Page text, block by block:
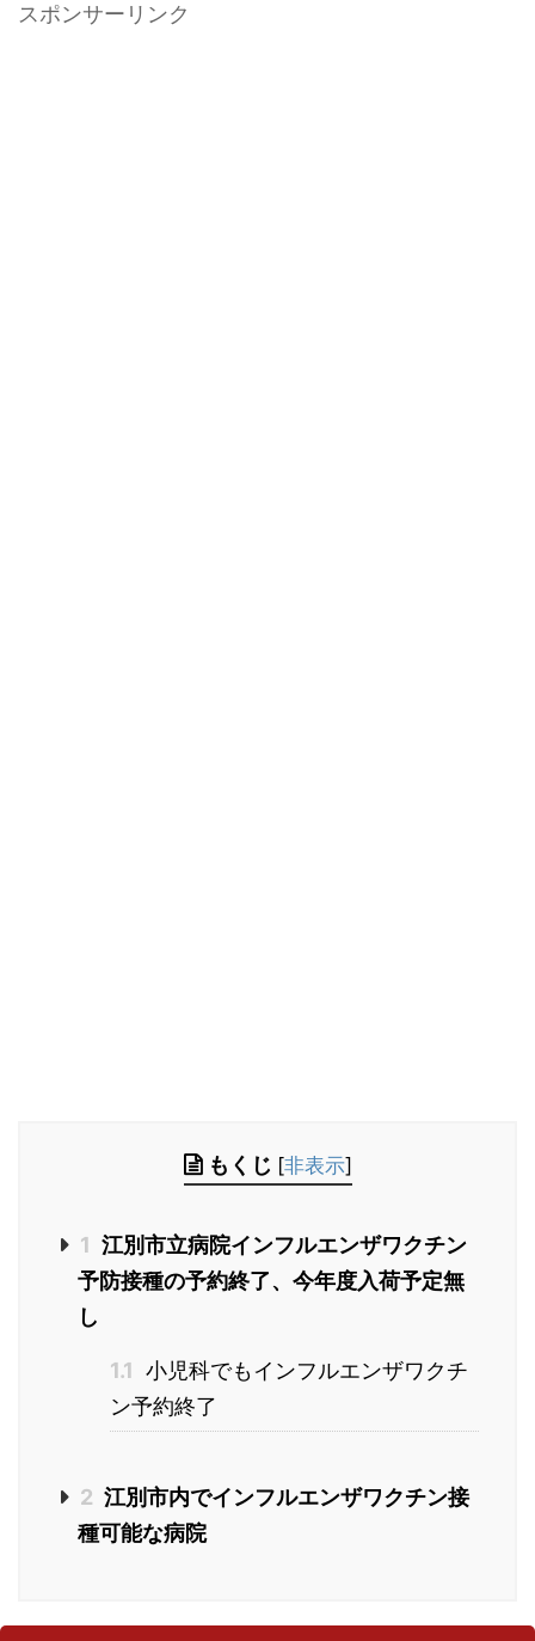
スポンサーリンク
もくじ [非表示]
1 江別市立病院インフルエンザワクチン
予防接種の予約終了、今年度入荷予定無
し
1.1 小児科でもインフルエンザワクチ
ン予約終了
2 江別市内でインフルエンザワクチン接
種可能な病院